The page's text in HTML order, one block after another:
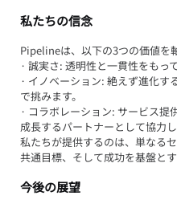
私たちの信念
Pipelineは、以下の3つの価値を
· 誠実さ: 透明性と一貫性をもっ
· イノベーション: 絶えず進化
で挑みます。
· コラボレーション: サービス提
成長するパートナーとして協力し
私たちが提供するのは、単なる
共通目標、そして成功を基盤と
今後の展望